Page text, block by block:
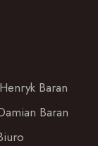
Henryk Baran
Baran